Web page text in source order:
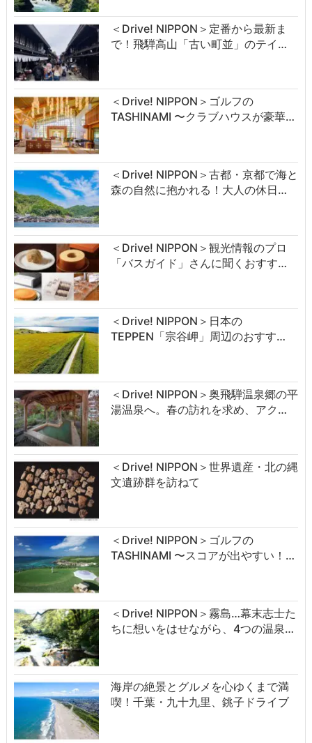
＜Drive! NIPPON＞定番から最新ま
で！飛騨高山「古い町並」のテイ…
＜Drive! NIPPON＞ゴルフの
TASHINAMI 〜クラブハウスが豪華…
＜Drive! NIPPON＞古都・京都で海と
森の自然に抱かれる！大人の休日…
＜Drive! NIPPON＞観光情報のプロ
「バスガイド」さんに聞くおすす…
＜Drive! NIPPON＞日本の
TEPPEN「宗谷岬」周辺のおすす…
＜Drive! NIPPON＞奥飛騨温泉郷の平
湯温泉へ。春の訪れを求め、アク…
＜Drive! NIPPON＞世界遺産・北の縄
文遺跡群を訪ねて
＜Drive! NIPPON＞ゴルフの
TASHINAMI 〜スコアが出やすい！…
＜Drive! NIPPON＞霧島…幕末志士た
ちに想いをはせながら、4つの温泉…
海岸の絶景とグルメを心ゆくまで満
喫！千葉・九十九里、銚子ドライブ